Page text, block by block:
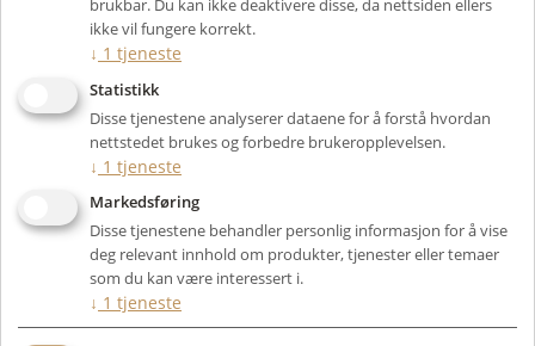
brukbar. Du kan ikke deaktivere disse, da nettsiden ellers
ikke vil fungere korrekt.
↓ 1 tjeneste
Statistikk
Disse tjenestene analyserer dataene for å forstå hvordan
nettstedet brukes og forbedre brukeropplevelsen.
↓ 1 tjeneste
Markedsføring
Disse tjenestene behandler personlig informasjon for å vise
deg relevant innhold om produkter, tjenester eller temaer
som du kan være interessert i.
↓ 1 tjeneste